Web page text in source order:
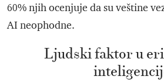
60% njih ocenjuje da su veštine
AI neophodne.
Ljudski faktor u eri